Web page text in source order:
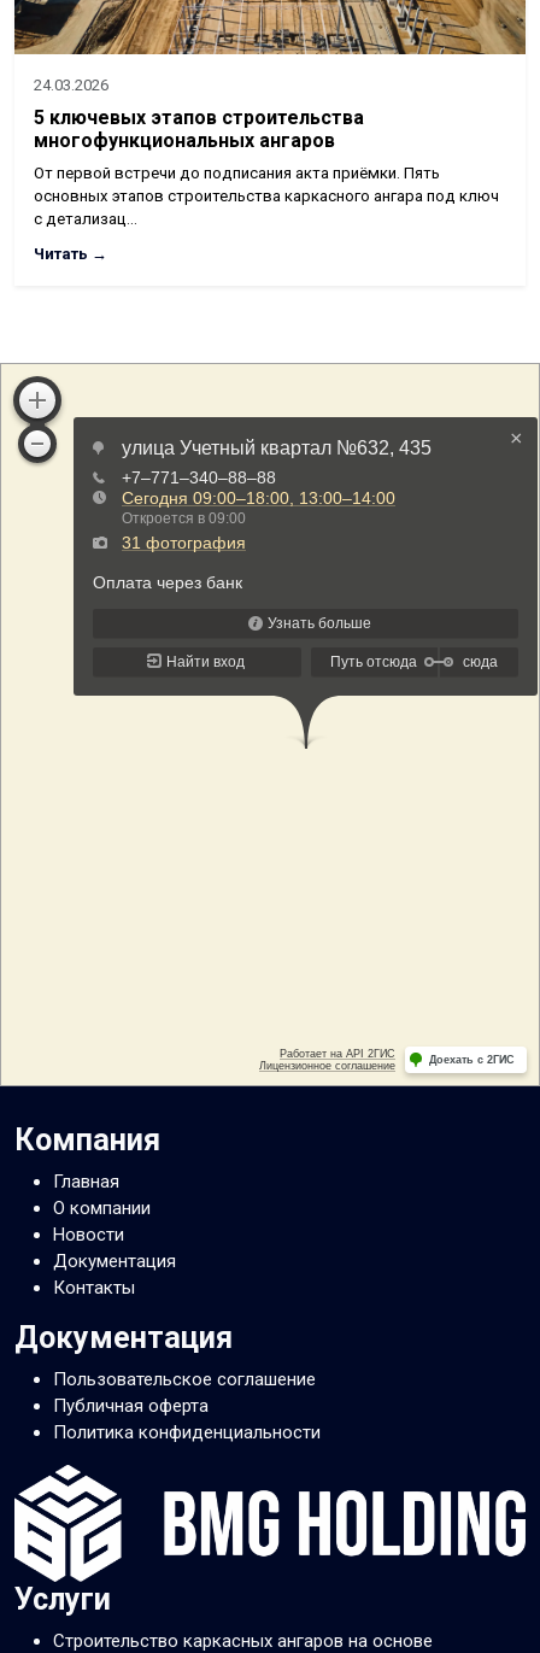
24.03.2026
5 ключевых этапов строительства
многофункциональных ангаров
От первой встречи до подписания акта приёмки. Пять
основных этапов строительства каркасного ангара под ключ
с детализац…
Читать →
Компания
Главная
О компании
Новости
Документация
Контакты
Документация
Пользовательское соглашение
Публичная оферта
Политика конфиденциальности
Услуги
Строительство каркасных ангаров на основе